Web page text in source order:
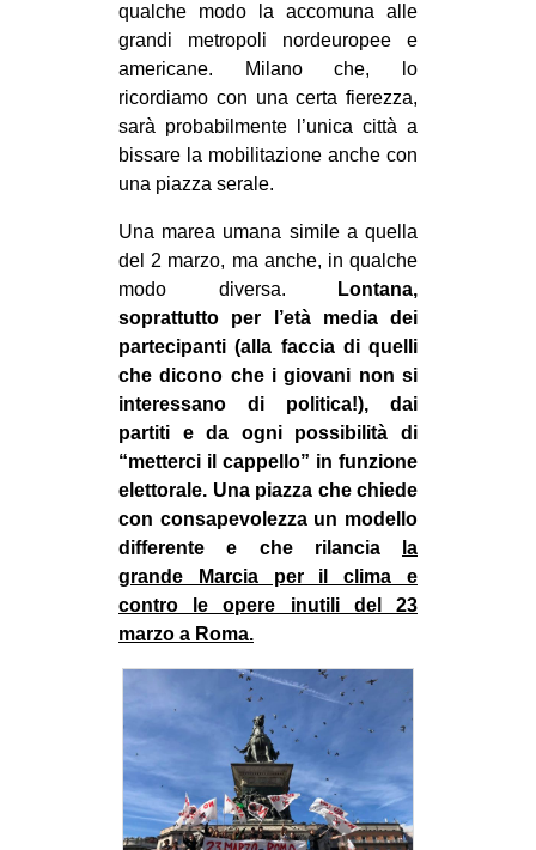
bsky
ms
SEARCH
qualche modo la accomuna alle
grandi metropoli nordeuropee e
americane. Milano che, lo
ricordiamo con una certa fierezza,
sarà probabilmente l’unica città a
bissare la mobilitazione anche con
una piazza serale.
Una marea umana simile a quella
del 2 marzo, ma anche, in qualche
modo diversa.
Lontana,
soprattutto per l’età media dei
partecipanti (alla faccia di quelli
che dicono che i giovani non si
interessano di politica!), dai
partiti e da ogni possibilità di
“metterci il cappello” in funzione
elettorale. Una piazza che chiede
con consapevolezza un modello
differente e che rilancia
la
grande Marcia per il clima e
contro le opere inutili del 23
marzo a Roma.